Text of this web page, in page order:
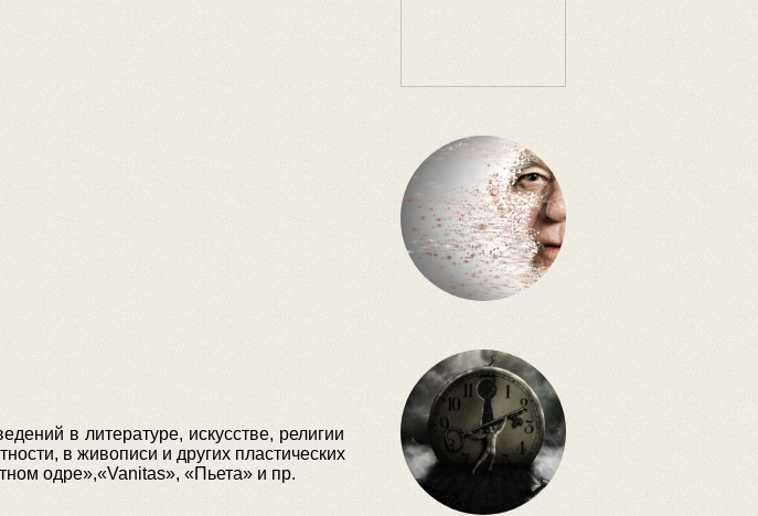
в литературе, искусстве, религии
в живописи и других пластических
одре»,«Vanitas», «Пьета» и пр.